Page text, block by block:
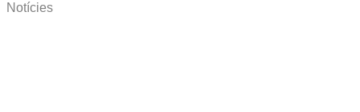
Notícies